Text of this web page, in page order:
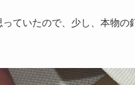
ていたので、少し、本物の